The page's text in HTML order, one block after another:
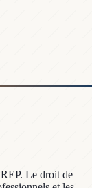
Le droit de